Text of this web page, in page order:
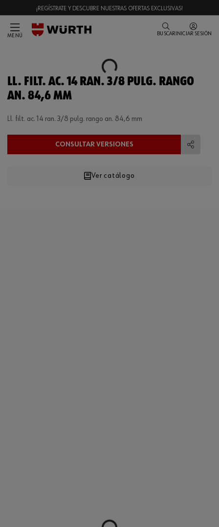
¡REGÍSTRATE Y DESCUBRE NUESTRAS OFERTAS EXCLUSIVAS!
MENÚ BUSCAR INICIAR SESIÓN
Loading...
LL. FILT. AC. 14 RAN. 3/8 PULG. RANGO
AN. 84,6 MM
Ll. filt. ac. 14 ran. 3/8 pulg. rango an. 84,6 mm
CONSULTAR VERSIONES
Ver catálogo